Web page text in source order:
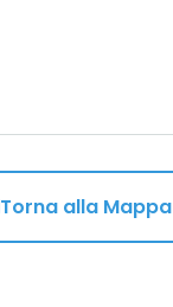
Torna alla Mappa